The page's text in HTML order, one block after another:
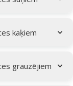
kaķiem
grauzējiem